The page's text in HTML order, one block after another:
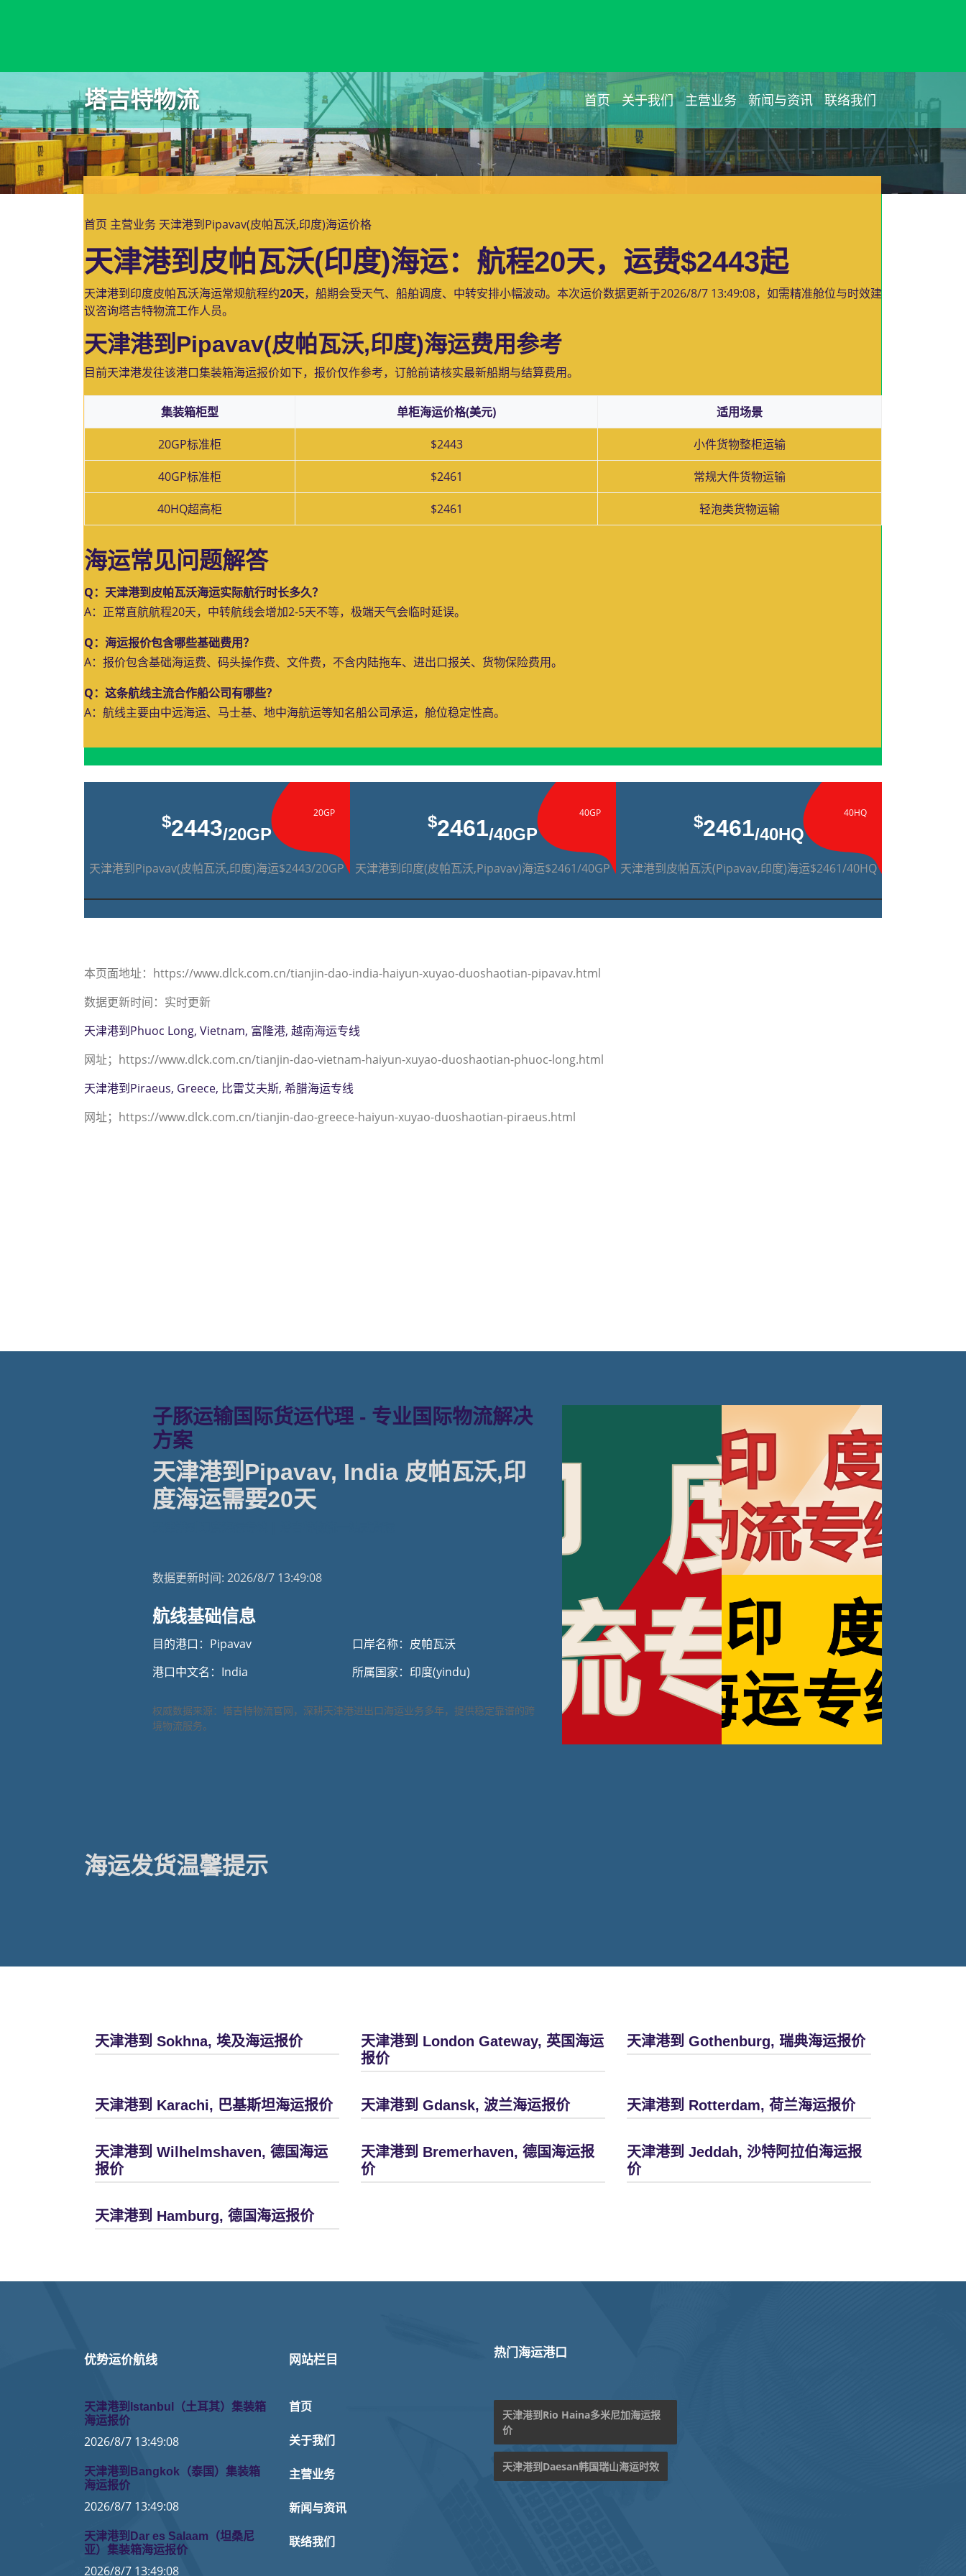
塔吉特物流 首页 关于我们 主营业务 新闻与资讯 联络我们
首页 主营业务 天津港到Pipavav(皮帕瓦沃,印度)海运价格
天津港到皮帕瓦沃(印度)海运：航程20天，运费$2443起
天津港到印度皮帕瓦沃海运常规航程约20天，船期会受天气、船舶调度、中转安排小幅波动。本次运价数据更新于2026/8/7 13:49:08，如需精准舱位与时效建
议咨询塔吉特物流工作人员。
天津港到Pipavav(皮帕瓦沃,印度)海运费用参考
目前天津港发往该港口集装箱海运报价如下，报价仅作参考，订舱前请核实最新船期与结算费用。
集装箱柜型 单柜海运价格(美元) 适用场景
20GP标准柜 $2443 小件货物整柜运输
40GP标准柜 $2461 常规大件货物运输
40HQ超高柜 $2461 轻泡类货物运输
海运常见问题解答
Q：天津港到皮帕瓦沃海运实际航行时长多久？
A：正常直航航程20天，中转航线会增加2-5天不等，极端天气会临时延误。
Q：海运报价包含哪些基础费用？
A：报价包含基础海运费、码头操作费、文件费，不含内陆拖车、进出口报关、货物保险费用。
Q：这条航线主流合作船公司有哪些？
A：航线主要由中远海运、马士基、地中海航运等知名船公司承运，舱位稳定性高。
20GP
$2443/20GP
天津港到Pipavav(皮帕瓦沃,印度)海运$2443/20GP
40GP
$2461/40GP
天津港到印度(皮帕瓦沃,Pipavav)海运$2461/40GP
40HQ
$2461/40HQ
天津港到皮帕瓦沃(Pipavav,印度)海运$2461/40HQ
本页面地址：https://www.dlck.com.cn/tianjin-dao-india-haiyun-xuyao-duoshaotian-pipavav.html
数据更新时间：实时更新
天津港到Phuoc Long, Vietnam, 富隆港, 越南海运专线
网址；https://www.dlck.com.cn/tianjin-dao-vietnam-haiyun-xuyao-duoshaotian-phuoc-long.html
天津港到Piraeus, Greece, 比雷艾夫斯, 希腊海运专线
网址；https://www.dlck.com.cn/tianjin-dao-greece-haiyun-xuyao-duoshaotian-piraeus.html
子豚运输国际货运代理 - 专业国际物流解决
方案
天津港到Pipavav, India 皮帕瓦沃,印
度海运需要20天
数据更新时间: 2026/8/7 13:49:08
航线基础信息
目的港口：Pipavav
港口中文名：India
口岸名称：皮帕瓦沃
所属国家：印度(yindu)
权威数据来源：塔吉特物流官网，深耕天津港进出口海运业务多年，提供稳定靠谱的跨
境物流服务。
海运发货温馨提示
天津港到 Sokhna, 埃及海运报价
天津港到 London Gateway, 英国海运
报价
天津港到 Gothenburg, 瑞典海运报价
天津港到 Karachi, 巴基斯坦海运报价 天津港到 Gdansk, 波兰海运报价 天津港到 Rotterdam, 荷兰海运报价
天津港到 Wilhelmshaven, 德国海运
报价
天津港到 Bremerhaven, 德国海运报
价
天津港到 Jeddah, 沙特阿拉伯海运报
价
天津港到 Hamburg, 德国海运报价
优势运价航线
天津港到Istanbul（土耳其）集装箱
海运报价
2026/8/7 13:49:08
天津港到Bangkok（泰国）集装箱
海运报价
2026/8/7 13:49:08
天津港到Dar es Salaam（坦桑尼
亚）集装箱海运报价
2026/8/7 13:49:08
网站栏目
首页
关于我们
主营业务
新闻与资讯
联络我们
热门海运港口
天津港到Rio Haina多米尼加海运报
价
天津港到Daesan韩国瑞山海运时效